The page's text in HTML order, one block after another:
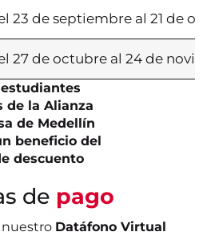
23 de septiembre al 21 de
27 de octubre al 24 de
de la Alianza
de Medellín
beneficio del
descuento
de pago
nuestro Datáfono Virtual